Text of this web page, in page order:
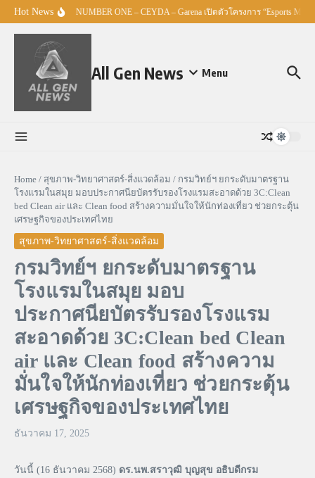
Skip to content
Hot News
ศธ. – TO BE NUMBER ONE – CEYDA – Garena เปิดตัวโครงการ “Esports
All Gen News Menu
Home / สุขภาพ-วิทยาศาสตร์-สิ่งแวดล้อม / กรมวิทย์ฯ ยกระดับมาตรฐาน
โรงแรมในสมุย มอบประกาศนียบัตรรับรองโรงแรมสะอาดด้วย 3C:Clean
bed Clean air และ Clean food สร้างความมั่นใจให้นักท่องเที่ยว ช่วยกระตุ้น
เศรษฐกิจของประเทศไทย
สุขภาพ-วิทยาศาสตร์-สิ่งแวดล้อม
กรมวิทย์ฯ ยกระดับมาตรฐาน
โรงแรมในสมุย มอบ
ประกาศนียบัตรรับรองโรงแรม
สะอาดด้วย 3C:Clean bed Clean
air และ Clean food สร้างความ
มั่นใจให้นักท่องเที่ยว ช่วยกระตุ้น
เศรษฐกิจของประเทศไทย
ธันวาคม 17, 2025
วันนี้ (16 ธันวาคม 2568) ดร.นพ.สราวุฒิ บุญสุข อธิบดีกรม